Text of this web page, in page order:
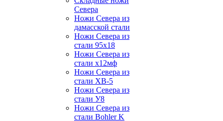
Севера
Ножи Севера из
дамасской стали
Ножи Севера из
стали 95х18
Ножи Севера из
стали х12мф
Ножи Севера из
стали ХВ-5
Ножи Севера из
стали У8
Ножи Севера из
стали Bohler K